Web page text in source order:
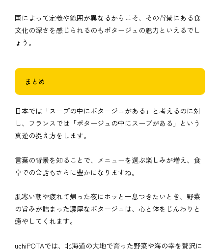
国によって定義や範囲が異なるからこそ、その背景にある食
文化の深さを感じられるのもポタージュの魅力といえるでし
ょう。
まとめ
日本では「スープの中にポタージュがある」と考えるのに対
し、フランスでは「ポタージュの中にスープがある」という
真逆の捉え方をします。
言葉の背景を知ることで、メニューを選ぶ楽しみが増え、食
卓での会話もさらに豊かになりますね。
肌寒い朝や疲れて帰った夜にホッと一息つきたいとき、野菜
の旨みが詰まった濃厚なポタージュは、心と体をじんわりと
癒やしてくれます。
uchiPOTAでは、北海道の大地で育った野菜や海の幸を贅沢に